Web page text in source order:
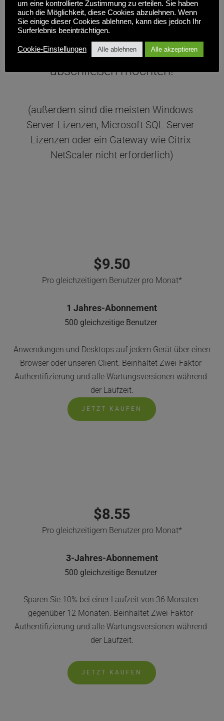
Alles ist standardmäßig inbegriffen
- Sie müssen nur noch entscheiden,
wie lange Sie das Abonnement
abschließen möchten!
(außerdem sind die meisten Windows
Server-Lizenzen, Microsoft SQL Server-
Lizenzen oder ein Gateway wie Citrix
NetScaler nicht erforderlich)
$9.50
Pro gleichzeitigem Benutzer pro Monat*
1 Jahres-Abonnement
500 gleichzeitige Benutzer
Anwendungen und Desktops auf jedem Gerät über einen
Browser oder unseren Client. Beinhaltet Zwei-Faktor-
Authentifizierung und alle Wartungsversionen während
der Laufzeit.
JETZT KAUFEN
$8.55
Pro gleichzeitigem Benutzer pro Monat*
3-Jahres-Abonnement
500 gleichzeitige Benutzer
Sparen Sie 10% bei einer Laufzeit von 36 Monaten
gegenüber 12 Monaten. Beinhaltet Zwei-Faktor-
Authentifizierung und alle Wartungsversionen während
der Laufzeit.
JETZT KAUFEN
um eine kontrollierte Zustimmung zu erteilen. Sie haben
auch die Möglichkeit, diese Cookies abzulehnen. Wenn
Sie einige dieser Cookies ablehnen, kann dies jedoch Ihr
Surferlebnis beeinträchtigen.
Cookie-Einstellungen Alle ablehnen Alle akzeptieren